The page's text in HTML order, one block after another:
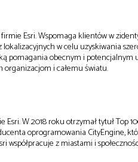
Esri. Wspomaga klientów w
w celu uzyskiwania
pomagania obecnym i
organizacjom i całemu światu.
W 2018 roku otrzymał tytuł Top
oprogramowania CityEngine,
współpracuje z miastami i